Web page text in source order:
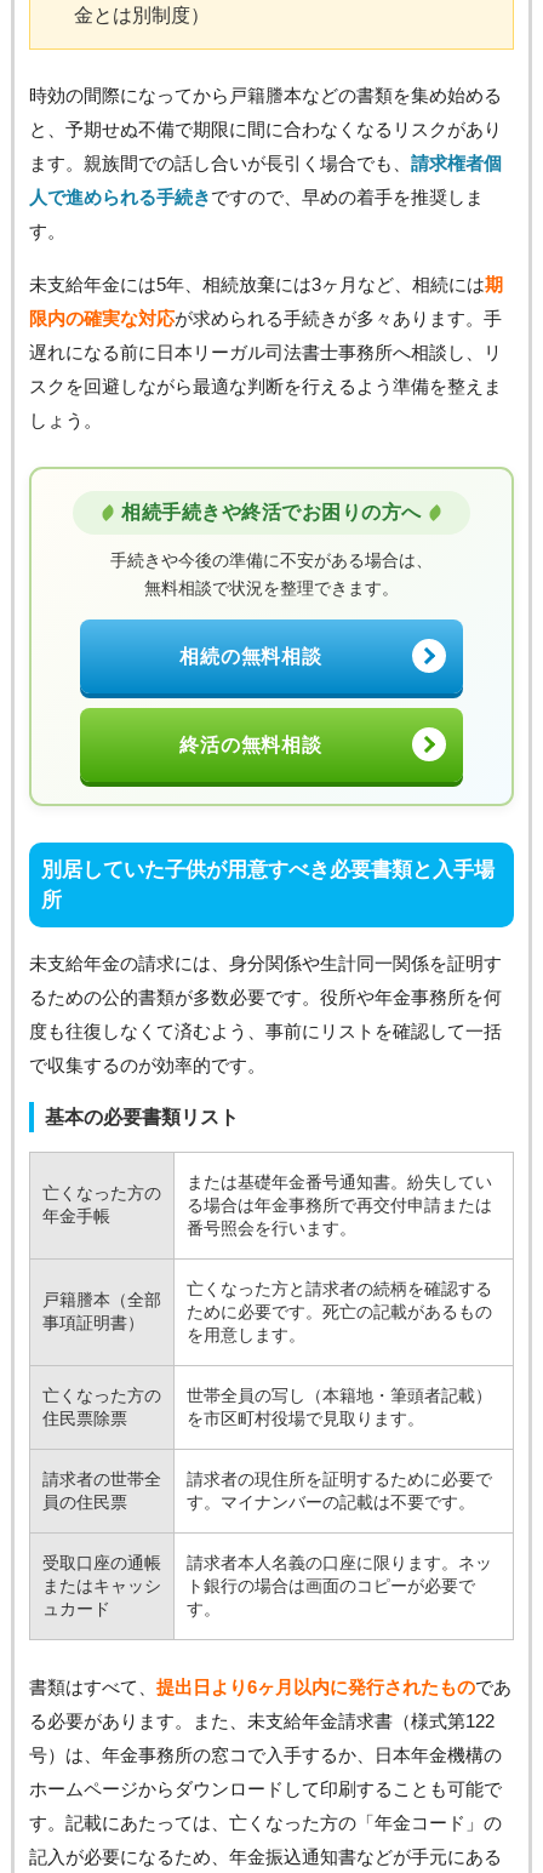
金とは別制度）
時効の間際になってから戸籍謄本などの書類を集め始める
と、予期せぬ不備で期限に間に合わなくなるリスクがあり
ます。親族間での話し合いが長引く場合でも、 請求権者個
人で進められる手続きですので、早めの着手を推奨しま
す。
未支給年金には5年、相続放棄には3ヶ月など、相続には期
限内の確実な対応が求められる手続きが多々あります。手
遅れになる前に日本リーガル司法書士事務所へ相談し、リ
スクを回避しながら最適な判断を行えるよう準備を整えま
しょう。
相続手続きや終活でお困りの方へ
手続きや今後の準備に不安がある場合は、
無料相談で状況を整理できます。
相続の無料相談
終活の無料相談
別居していた子供が用意すべき必要書類と入手場
所
未支給年金の請求には、身分関係や生計同一関係を証明す
るための公的書類が多数必要です。役所や年金事務所を何
度も往復しなくて済むよう、事前にリストを確認して一括
で収集するのが効率的です。
基本の必要書類リスト
亡くなった方の
年金手帳
または基礎年金番号通知書。紛失してい
る場合は年金事務所で再交付申請または
番号照会を行います。
戸籍謄本（全部
事項証明書）
亡くなった方と請求者の続柄を確認する
ために必要です。死亡の記載があるもの
を用意します。
亡くなった方の
住民票除票
世帯全員の写し（本籍地・筆頭者記載）
を市区町村役場で見取ります。
請求者の世帯全
員の住民票
請求者の現住所を証明するために必要で
す。マイナンバーの記載は不要です。
受取口座の通帳
またはキャッシ
ュカード
請求者本人名義の口座に限ります。ネッ
ト銀行の場合は画面のコピーが必要で
す。
書類はすべて、 提出日より6ヶ月以内に発行されたものであ
る必要があります。また、未支給年金請求書（様式第122
号）は、年金事務所の窓コで入手するか、日本年金機構の
ホームページからダウンロードして印刷することも可能で
す。記載にあたっては、亡くなった方の「年金コード」の
記入が必要になるため、年金振込通知書などが手元にある